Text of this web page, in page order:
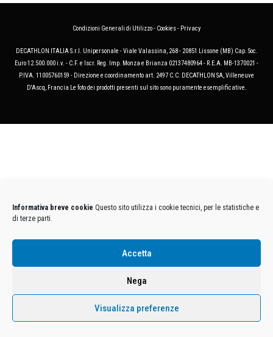
Informativa breve cookie Questo sito utilizza i cookie tecnici, per le statistiche e
di terze parti.
Accetta
Nega
Visualizza preferenze
Condizioni Generali di Utilizzo- Cookies- Privacy
DECATHLON ITALIA S.r.l. Unipersonale - Viale Valassina, 268 - 20851 Lissone (MB) Cap. Soc.
Euro 12.500.000 i.v. - C.F. e Iscr. Reg. Imp. Monza e Brianza 02137480964 - R.E.A. MB-1370021 -
P.IVA. 11005760159 - Direzione e coordinamento art. 2497 C.C. DECATHLON SA, Villeneuve
D'Ascq, Francia Le foto dei prodotti presenti sul sito sono puramente esemplificative.